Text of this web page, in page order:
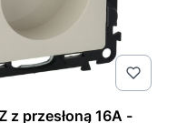
z przesłoną 16A -